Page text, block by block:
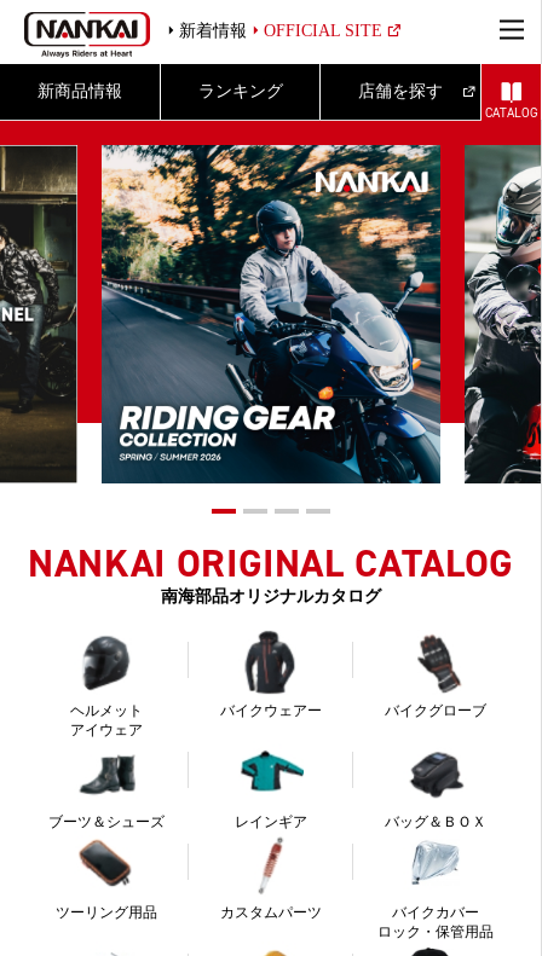
新着情報 OFFICIAL SITE
新商品情報 ランキング 店舗を探す
CATALOG
NANKAI ORIGINAL CATALOG
南海部品オリジナルカタログ
ヘルメット
アイウェア
バイクウェアー バイクグローブ
ブーツ＆シューズ レインギア バッグ＆ＢＯＸ
ツーリング用品 カスタムパーツ
バイクカバー
ロック・保管用品